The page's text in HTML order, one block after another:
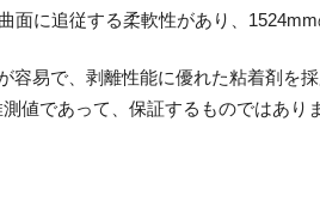
面に追従する柔軟性があり、
容易で、剥離性能に優れた粘着剤を採
値であって、保証するものではあり